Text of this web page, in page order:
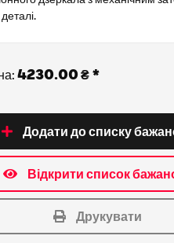
4230.00 ₴ *
Додати до списку
Відкрити список
Друкувати